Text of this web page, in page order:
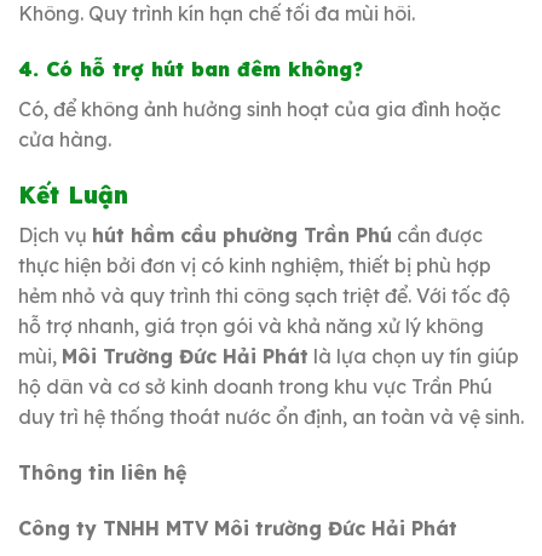
Không. Quy trình kín hạn chế tối đa mùi hôi.
4. Có hỗ trợ hút ban đêm không?
Có, để không ảnh hưởng sinh hoạt của gia đình hoặc
cửa hàng.
Kết Luận
Dịch vụ hút hầm cầu phường Trần Phú cần được
thực hiện bởi đơn vị có kinh nghiệm, thiết bị phù hợp
hẻm nhỏ và quy trình thi công sạch triệt để. Với tốc độ
hỗ trợ nhanh, giá trọn gói và khả năng xử lý không
mùi, Môi Trường Đức Hải Phát là lựa chọn uy tín giúp
hộ dân và cơ sở kinh doanh trong khu vực Trần Phú
duy trì hệ thống thoát nước ổn định, an toàn và vệ sinh.
Thông tin liên hệ
Công ty TNHH MTV Môi trường Đức Hải Phát